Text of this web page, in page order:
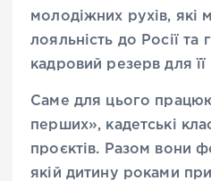
молодіжних рухів, які
лояльність до Росії та
кадровий резерв для
Саме для цього
перших», кадетські
проєктів. Разом вони
якій дитину роками